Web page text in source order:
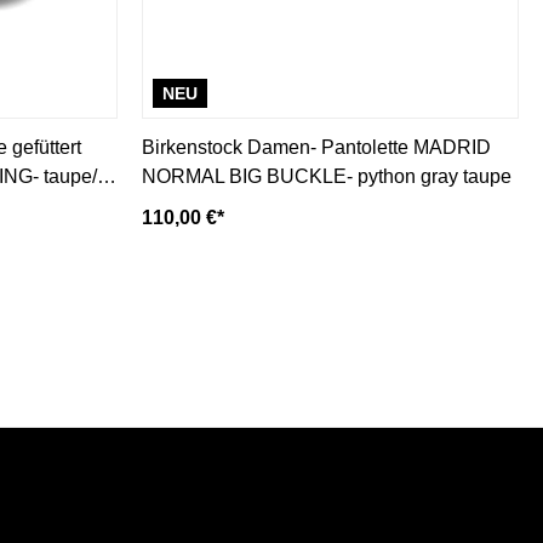
gefüttert
taupe/
NEU
Birkenstock Damen- Pantolette MADRID
NORMAL BIG BUCKLE- python gray taupe
110,00 €*